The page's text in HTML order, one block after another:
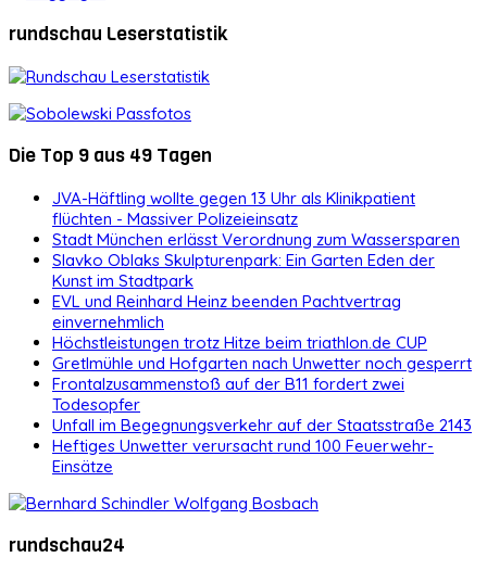
rundschau Leserstatistik
Die Top 9 aus 49 Tagen
JVA-Häftling wollte gegen 13 Uhr als Klinikpatient
flüchten - Massiver Polizeieinsatz
Stadt München erlässt Verordnung zum Wassersparen
Slavko Oblaks Skulpturenpark: Ein Garten Eden der
Kunst im Stadtpark
EVL und Reinhard Heinz beenden Pachtvertrag
einvernehmlich
Höchstleistungen trotz Hitze beim triathlon.de CUP
Gretlmühle und Hofgarten nach Unwetter noch gesperrt
Frontalzusammenstoß auf der B11 fordert zwei
Todesopfer
Unfall im Begegnungsverkehr auf der Staatsstraße 2143
Heftiges Unwetter verursacht rund 100 Feuerwehr-
Einsätze
rundschau24